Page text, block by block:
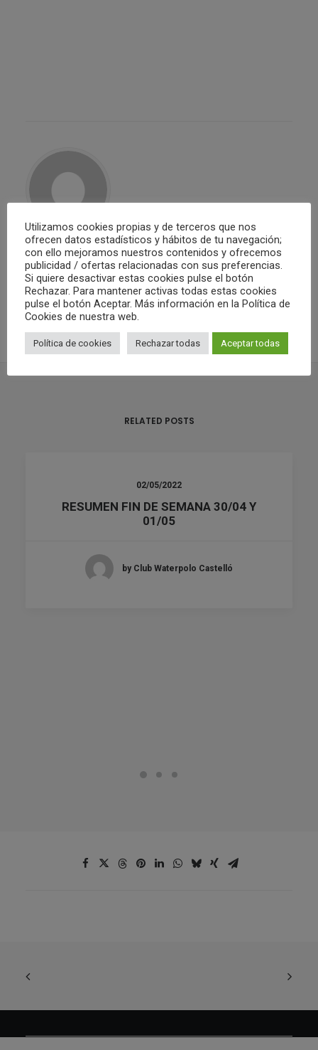
Club Waterpolo Castelló
ALL AUTHOR POSTS
RELATED POSTS
02/05/2022
RESUMEN FIN DE SEMANA 30/04 Y
01/05
by Club Waterpolo Castelló
Utilizamos cookies propias y de terceros que nos
ofrecen datos estadísticos y hábitos de tu navegación;
con ello mejoramos nuestros contenidos y ofrecemos
publicidad / ofertas relacionadas con sus preferencias.
Si quiere desactivar estas cookies pulse el botón
Rechazar. Para mantener activas todas estas cookies
pulse el botón Aceptar. Más información en la Política de
Cookies de nuestra web.
Política de cookies Rechazar todas Aceptar todas